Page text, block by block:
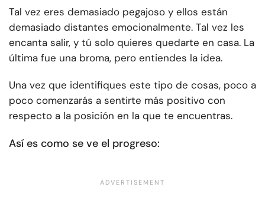
Tal vez eres demasiado pegajoso y ellos están
demasiado distantes emocionalmente. Tal vez les
encanta salir, y tú solo quieres quedarte en casa. La
última fue una broma, pero entiendes la idea.
Una vez que identifiques este tipo de cosas, poco a
poco comenzarás a sentirte más positivo con
respecto a la posición en la que te encuentras.
Así es como se ve el progreso: